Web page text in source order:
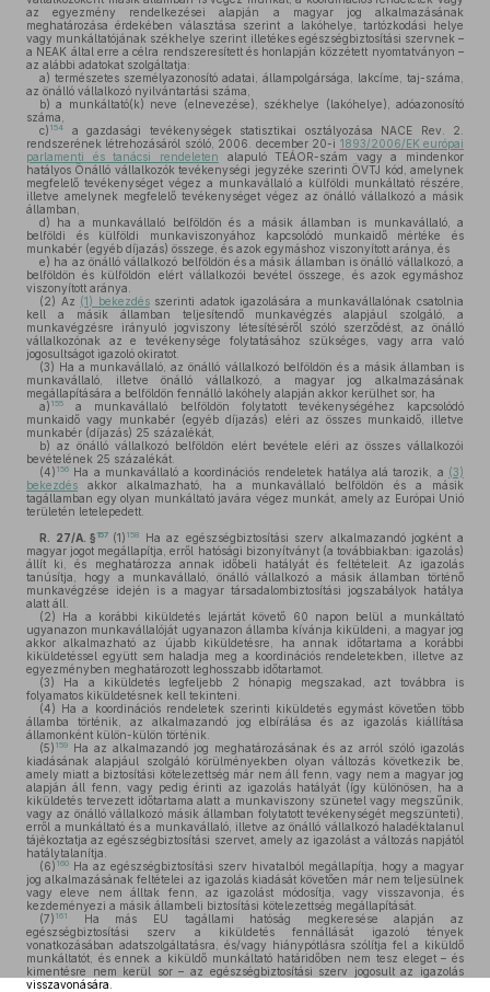
az egyezmény rendelkezései alapján a magyar jog alkalmazásának
meghatározása érdekében választása szerint a lakóhelye, tartózkodási helye
vagy munkáltatójának székhelye szerint illetékes egészségbiztosítási szervnek –
a NEAK által erre a célra rendszeresített és honlapján közzétett nyomtatványon –
az alábbi adatokat szolgáltatja:
a) természetes személyazonosító adatai, állampolgársága, lakcíme, taj-száma,
az önálló vállalkozó nyilvántartási száma,
b) a munkáltató(k) neve (elnevezése), székhelye (lakóhelye), adóazonosító
száma,
c) 154
a gazdasági tevékenységek statisztikai osztályozása NACE Rev. 2.
rendszerének létrehozásáról szóló, 2006. december 20-i 1893/2006/EK európai
parlamenti és tanácsi rendeleten alapuló TEÁOR-szám vagy a mindenkor
hatályos Önálló vállalkozók tevékenységi jegyzéke szerinti ÖVTJ kód, amelynek
megfelelő tevékenységet végez a munkavállaló a külföldi munkáltató részére,
illetve amelynek megfelelő tevékenységet végez az önálló vállalkozó a másik
államban,
d) ha a munkavállaló belföldön és a másik államban is munkavállaló, a
belföldi és külföldi munkaviszonyához kapcsolódó munkaidő mértéke és
munkabér (egyéb díjazás) összege, és azok egymáshoz viszonyított aránya, és
e) ha az önálló vállalkozó belföldön és a másik államban is önálló vállalkozó, a
belföldön és külföldön elért vállalkozói bevétel összege, és azok egymáshoz
viszonyított aránya.
(2) Az (1) bekezdésszerinti adatok igazolására a munkavállalónak csatolnia
kell a másik államban teljesítendő munkavégzés alapjául szolgáló, a
munkavégzésre irányuló jogviszony létesítéséről szóló szerződést, az önálló
vállalkozónak az e tevékenysége folytatásához szükséges, vagy arra való
jogosultságot igazoló okiratot.
(3) Ha a munkavállaló, az önálló vállalkozó belföldön és a másik államban is
munkavállaló, illetve önálló vállalkozó, a magyar jog alkalmazásának
megállapítására a belföldön fennálló lakóhely alapján akkor kerülhet sor, ha
a) 155
a munkavállaló belföldön folytatott tevékenységéhez kapcsolódó
munkaidő vagy munkabér (egyéb díjazás) eléri az összes munkaidő, illetve
munkabér (díjazás) 25 százalékát,
b) az önálló vállalkozó belföldön elért bevétele eléri az összes vállalkozói
bevételének 25 százalékát.
(4) 156 Ha a munkavállaló a koordinációs rendeletek hatálya alá tarozik, a (3)
bekezdés akkor alkalmazható, ha a munkavállaló belföldön és a másik
tagállamban egy olyan munkáltató javára végez munkát, amely az Európai Unió
területén letelepedett.
R. 27/A. § 157 (1) 158
Ha az egészségbiztosítási szerv alkalmazandó jogként a
magyar jogot megállapítja, erről hatósági bizonyítványt (a továbbiakban: igazolás)
állít ki, és meghatározza annak időbeli hatályát és feltételeit. Az igazolás
tanúsítja, hogy a munkavállaló, önálló vállalkozó a másik államban történő
munkavégzése idején is a magyar társadalombiztosítási jogszabályok hatálya
alatt áll.
(2) Ha a korábbi kiküldetés lejártát követő 60 napon belül a munkáltató
ugyanazon munkavállalóját ugyanazon államba kívánja kiküldeni, a magyar jog
akkor alkalmazható az újabb kiküldetésre, ha annak időtartama a korábbi
kiküldetéssel együtt sem haladja meg a koordinációs rendeletekben, illetve az
egyezményben meghatározott leghosszabb időtartamot.
(3) Ha a kiküldetés legfeljebb 2 hónapig megszakad, azt továbbra is
folyamatos kiküldetésnek kell tekinteni.
(4) Ha a koordinációs rendeletek szerinti kiküldetés egymást követően több
államba történik, az alkalmazandó jog elbírálása és az igazolás kiállítása
államonként külön-külön történik.
(5) 159
Ha az alkalmazandó jog meghatározásának és az arról szóló igazolás
kiadásának alapjául szolgáló körülményekben olyan változás következik be,
amely miatt a biztosítási kötelezettség már nem áll fenn, vagy nem a magyar jog
alapján áll fenn, vagy pedig érinti az igazolás hatályát (így különösen, ha a
kiküldetés tervezett időtartama alatt a munkaviszony szünetel vagy megszűnik,
vagy az önálló vállalkozó másik államban folytatott tevékenységét megszünteti),
erről a munkáltató és a munkavállaló, illetve az önálló vállalkozó haladéktalanul
tájékoztatja az egészségbiztosítási szervet, amely az igazolást a változás napjától
hatálytalanítja.
(6) 160 Ha az egészségbiztosítási szerv hivatalból megállapítja, hogy a magyar
jog alkalmazásának feltételei az igazolás kiadását követően már nem teljesülnek
vagy eleve nem álltak fenn, az igazolást módosítja, vagy visszavonja, és
kezdeményezi a másik állambeli biztosítási kötelezettség megállapítását.
(7) 161
Ha más EU tagállami hatóság megkeresése alapján az
egészségbiztosítási szerv a kiküldetés fennállását igazoló tények
vonatkozásában adatszolgáltatásra, és/vagy hiánypótlásra szólítja fel a kiküldő
munkáltatót, és ennek a kiküldő munkáltató határidőben nem tesz eleget – és
kimentésre nem kerül sor – az egészségbiztosítási szerv jogosult az igazolás
visszavonására.